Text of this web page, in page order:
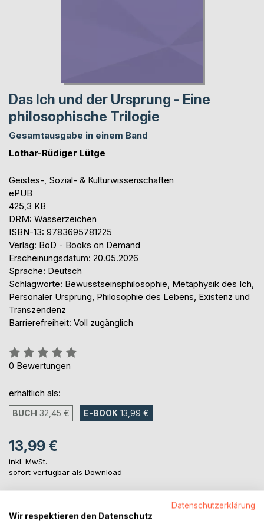
Das Ich und der Ursprung - Eine
philosophische Trilogie
Gesamtausgabe in einem Band
Lothar-Rüdiger Lütge
Geistes-, Sozial- & Kulturwissenschaften
ePUB
425,3 KB
DRM: Wasserzeichen
ISBN-13: 9783695781225
Verlag: BoD - Books on Demand
Erscheinungsdatum: 20.05.2026
Sprache: Deutsch
Schlagworte: Bewusstseinsphilosophie, Metaphysik des Ich,
Personaler Ursprung, Philosophie des Lebens, Existenz und
Transzendenz
Barrierefreiheit: Voll zugänglich
Bewertung::
0%
0 Bewertungen
erhältlich als:
BUCH 32,45 € E-BOOK 13,99 €
13,99 €
inkl. MwSt.
sofort verfügbar als Download
IN DEN WARENKORB
Datenschutzerklärung
Wir respektieren den Datenschutz